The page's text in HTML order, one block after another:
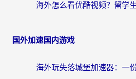
国外加速国内游戏